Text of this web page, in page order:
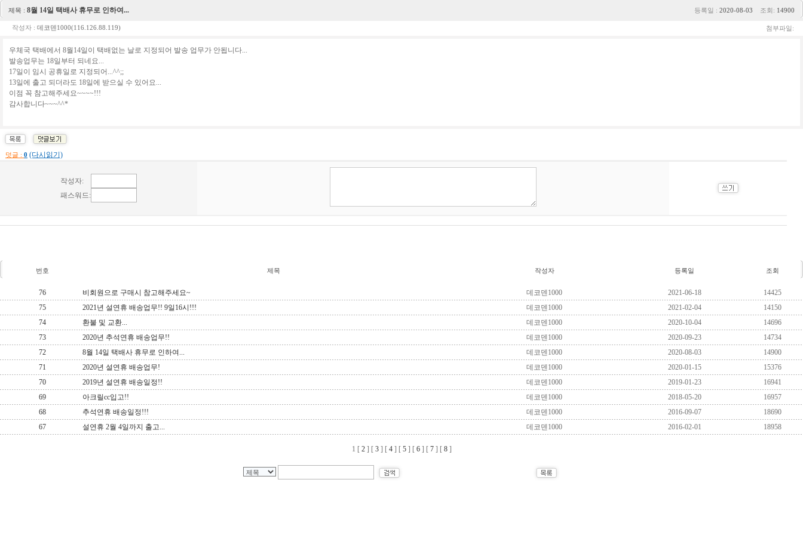
제목 : 8월 14일 택배사 휴무로 인하여... 등록일 : 2020-08-03 조회: 14900
작성자 : 데코덴1000(116.126.88.119) 첨부파일:
우체국 택배에서 8월14일이 택배없는 날로 지정되어 발송 업무가 안됩니다...
발송업무는 18일부터 되네요...
17일이 임시 공휴일로 지정되어...^^;;
13일에 출고 되더라도 18일에 받으실 수 있어요...
이점 꼭 참고해주세요~~~~!!!
감사합니다~~~^^*
덧글 : 0 (다시읽기)
번호 제목 작성자 등록일 조회
76 비회원으로 구매시 참고해주세요~ 데코덴1000 2021-06-18
14425
75
2021년 설연휴 배송업무!! 9일16시!!! 데코덴1000 2021-02-04
14150
74
환불 및 교환... 데코덴1000 2020-10-04
14696
73
2020년 추석연휴 배송업무!! 데코덴1000 2020-09-23
14734
72
8월 14일 택배사 휴무로 인하여... 데코덴1000 2020-08-03
14900
71
2020년 설연휴 배송업무! 데코덴1000 2020-01-15
15376
70
2019년 설연휴 배송일정!! 데코덴1000 2019-01-23
16941
69
아크릴cc입고!! 데코덴1000 2018-05-20
16957
68
추석연휴 배송일정!!! 데코덴1000 2016-09-07
18690
67
설연휴 2월 4일까지 출고... 데코덴1000 2016-02-01 18958
1 [ 2] [ 3] [ 4] [ 5] [ 6] [ 7] [ 8]